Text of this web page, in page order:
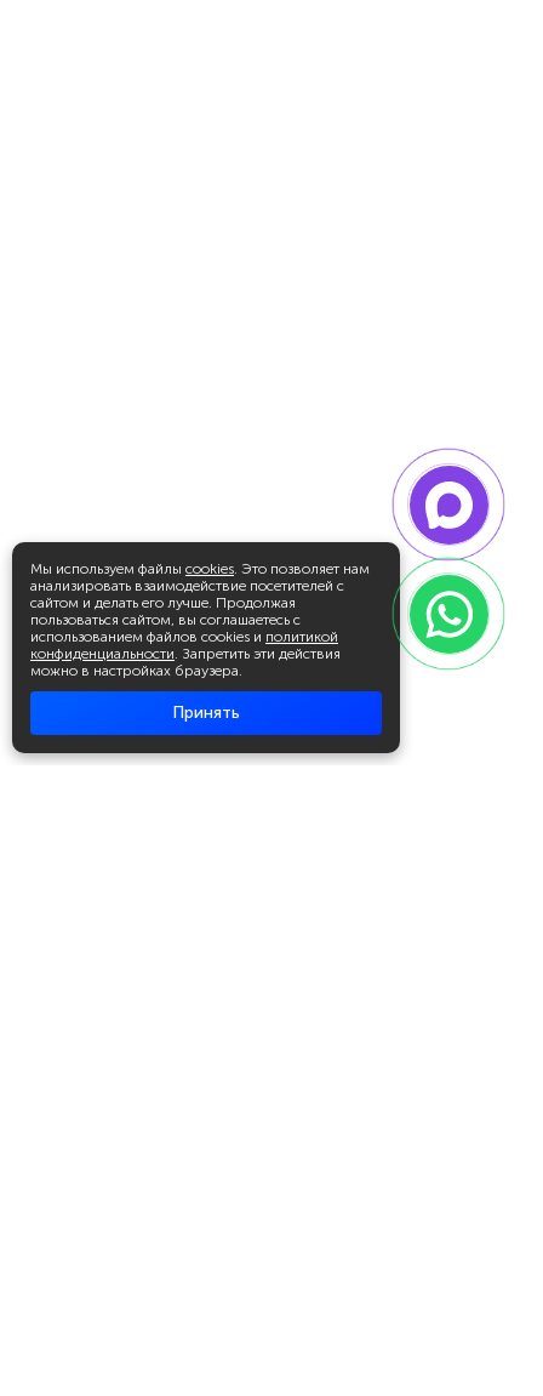
Мы используем файлы cookies. Это позволяет нам
анализировать взаимодействие посетителей с
сайтом и делать его лучше. Продолжая
пользоваться сайтом, вы соглашаетесь с
использованием файлов cookies и политикой
конфиденциальности. Запретить эти действия
можно в настройках браузера.
Принять